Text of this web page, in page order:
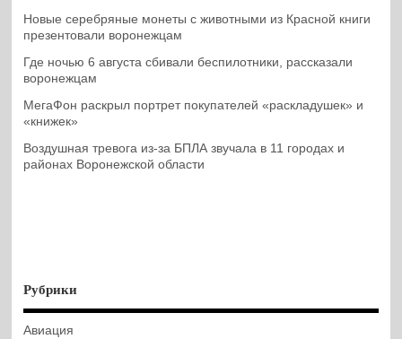
Новые серебряные монеты с животными из Красной книги
презентовали воронежцам
Где ночью 6 августа сбивали беспилотники, рассказали
воронежцам
МегаФон раскрыл портрет покупателей «раскладушек» и
«книжек»
Воздушная тревога из-за БПЛА звучала в 11 городах и
районах Воронежской области
Рубрики
Авиация